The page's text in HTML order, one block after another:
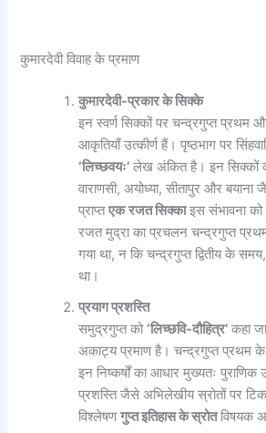
कुमारदेवी विवाह के प्रमाण
कुमारदेवी-प्रकार के सिक्के
इन स्वर्ण सिक्कों पर चन्द्रगुप्त प्रथम
आकृतियाँ उत्कीर्ण हैं। पृष्ठभाग पर
‘लिच्छवयः’ लेख अंकित है। इन सिक्कों
वाराणसी, अयोध्या, सीतापुर और
प्राप्तएक रजत सिक्काइस संभावना को
रजत मुद्रा का प्रचलन चन्द्रगुप्त
गया था, न कि चन्द्रगुप्त द्वितीय के
था।
प्रयाग प्रशस्ति
समुद्रगुप्त को ‘लिच्छवि-दौहित्र’ कहा
अकाट्य प्रमाण है। चन्द्रगुप्त प्रथम
इन निष्कर्षों का आधार मुख्यतः
प्रशस्ति जैसे अभिलेखीय स्रोतों पर
विश्लेषणगुप्त इतिहास के स्रोतविषयक